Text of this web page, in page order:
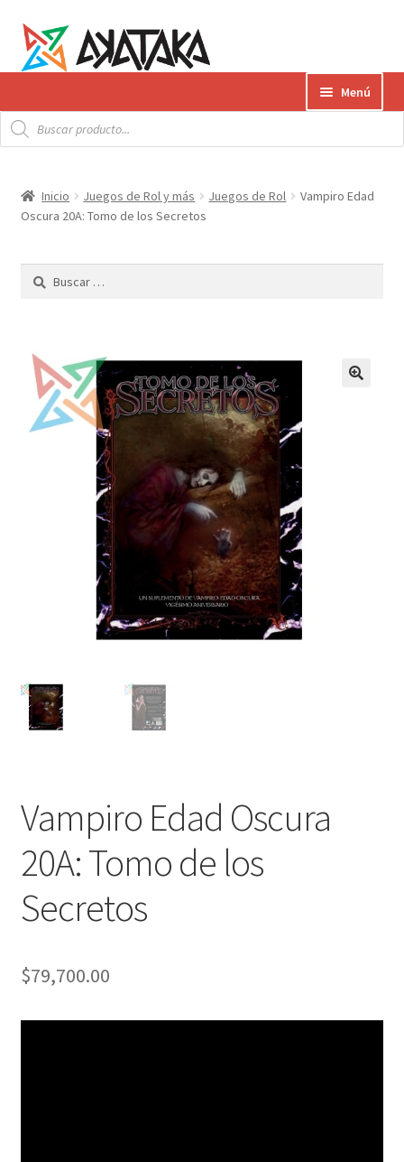
la
navegación
contenido
Menú
Productos
el
hijo
Envíos
AKATAKA BOOKS
Mi cuenta
Búsqueda
de
productos
Inicio Juegos de Rol y más Juegos de Rol
Vampiro Edad
Oscura 20A: Tomo de los Secretos
Vampiro Edad Oscura
20A: Tomo de los
Secretos
$79,700.00
Buscar: